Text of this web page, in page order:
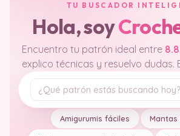
TU BUSCADOR
Hola, soy
Encuentro tu patrón ideal entre
explico técnicas y resuelvo dudas.
Tu pregunta
Amigurumis fáciles Mantas